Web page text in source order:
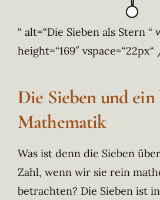
“ alt=“Die Sieben als Stern “
height=“169″ vspace=“22px“
Die Sieben und
Mathematik
Was ist denn die Sieben
Zahl, wenn wir sie rein
betrachten? Die Sieben ist